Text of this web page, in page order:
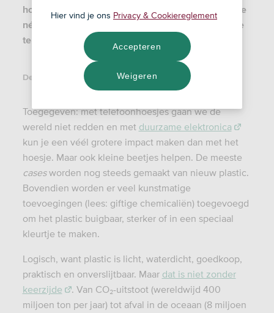
hoesjes beschikbaar die jouw telefoon én de aarde
nét iets beter beschermen. En hoe langer je met je
telefoon doet, hoe beter. Dus: use protection!
Deel dit artikel:
Toegegeven: met telefoonhoesjes gaan we de
wereld niet redden en met duurzame elektronica
kun je een véél grotere impact maken dan met het
hoesje. Maar ook kleine beetjes helpen. De meeste
casesworden nog steeds gemaakt van nieuw plastic.
Bovendien worden er veel kunstmatige
toevoegingen (lees: giftige chemicaliën) toegevoegd
om het plastic buigbaar, sterker of in een speciaal
kleurtje te maken.
Logisch, want plastic is licht, waterdicht, goedkoop,
praktisch en onverslijtbaar. Maar dat is niet zonder
keerzijde
. Van CO₂-uitstoot (wereldwijd 400
miljoen ton per jaar) tot afval in de oceaan (8 miljoen
Hier vind je ons Privacy & Cookiereglement
Weigeren
Accepteren